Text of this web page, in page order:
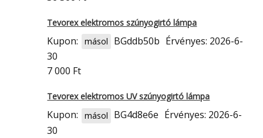
Tevorex elektromos szúnyogirtó lámpa
Kupon: másol BGddb50b Érvényes: 2026-6-
30
7 000 Ft
Tevorex elektromos UV szúnyogirtó lámpa
Kupon: másol BG4d8e6e Érvényes: 2026-6-
30